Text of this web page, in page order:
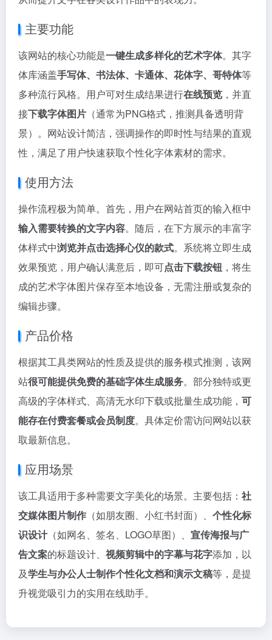
主要功能
该网站的核心功能是一键生成多样化的艺术字体。其字
体库涵盖手写体、书法体、卡通体、花体字、哥特体等
多种流行风格。用户可对生成结果进行在线预览 ，并直
接下载字体图片 （通常为PNG格式，推测具备透明背
景）。网站设计简洁，强调操作的即时性与结果的直观
性，满足了用户快速获取个性化字体素材的需求。
使用方法
操作流程极为简单。首先，用户在网站首页的输入框中
输入需要转换的文字内容。随后，在下方展示的丰富字
体样式中浏览并点击选择心仪的款式。系统将立即生成
效果预览，用户确认满意后，即可点击下载按钮 ，将生
成的艺术字体图片保存至本地设备，无需注册或复杂的
编辑步骤。
产品价格
根据其工具类网站的性质及提供的服务模式推测，该网
站很可能提供免费的基础字体生成服务。部分独特或更
高级的字体样式、高清无水印下载或批量生成功能， 可
能存在付费套餐或会员制度。具体定价需访问网站以获
取最新信息。
应用场景
该工具适用于多种需要文字美化的场景。主要包括： 社
交媒体图片制作 （如朋友圈、小红书封面）、 个性化标
识设计（如网名、签名、LOGO草图）、 宣传海报与广
告文案的标题设计、 视频剪辑中的字幕与花字添加，以
及学生与办公人士制作个性化文档和演示文稿等，是提
升视觉吸引力的实用在线助手。